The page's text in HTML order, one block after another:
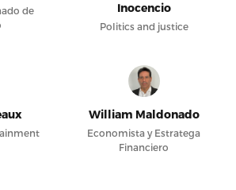
de
Inocencio
Politics and justice
William Maldonado
Economista y Estratega
Financiero